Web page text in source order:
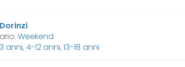
Weekend
anni, 4-12 anni, 13-18 anni